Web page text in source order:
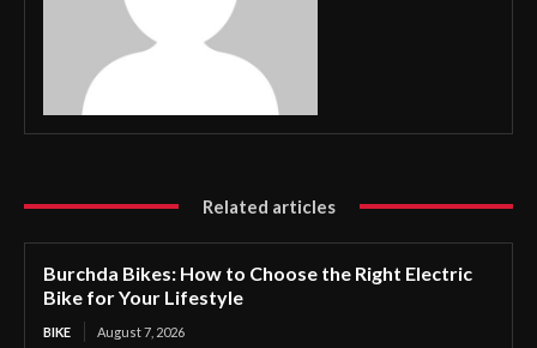
Related articles
Burchda Bikes: How to Choose the Right Electric
Bike for Your Lifestyle
BIKE August 7, 2026